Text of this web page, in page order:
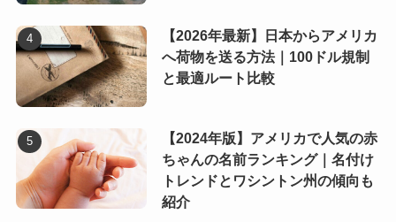
【2026年最新】日本からアメリカ
へ荷物を送る方法｜100ドル規制
と最適ルート比較
【2024年版】アメリカで人気の赤
ちゃんの名前ランキング｜名付け
トレンドとワシントン州の傾向も
紹介